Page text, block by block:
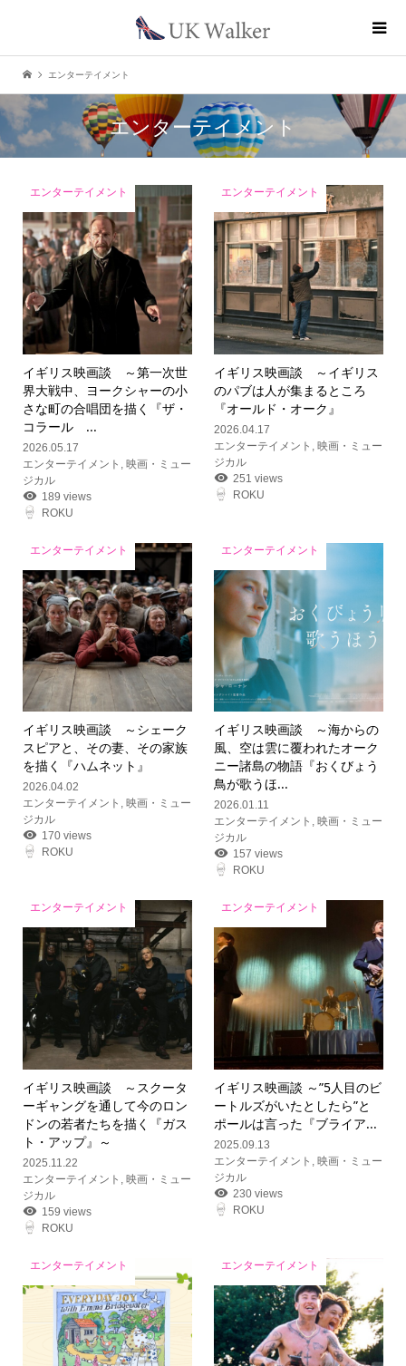
エンターテイメント
エンターテイメント
エンターテイメント
イギリス映画談 ～第一次世
界大戦中、ヨークシャーの小
さな町の合唱団を描く『ザ・
コラール ...
2026.05.17
エンターテイメント
映画・ミュー
ジカル
189 views
ROKU
エンターテイメント
イギリス映画談 ～イギリス
のパブは人が集まるところ
『オールド・オーク』
2026.04.17
エンターテイメント
,映画・ミュー
ジカル
251 views
ROKU
エンターテイメント
イギリス映画談 ～シェーク
スピアと、その妻、その家族
を描く『ハムネット』
2026.04.02
エンターテイメント , 映画・ミュー
ジカル
170 views
ROKU
エンターテイメント
イギリス映画談 ～海からの
風、空は雲に覆われたオーク
ニー諸島の物語『おくびょう
鳥が歌うほ...
2026.01.11
エンターテイメント , 映画・ミュー
ジカル
157 views
ROKU
エンターテイメント
イギリス映画談 ～スクータ
ーギャングを通して今のロン
ドンの若者たちを描く『ガス
ト・アップ』～
2025.11.22
エンターテイメント , 映画・ミュー
ジカル
159 views
ROKU
エンターテイメント
イギリス映画談 ～”5人目のビ
ートルズがいたとしたら”と
ポールは言った『ブライア...
2025.09.13
エンターテイメント , 映画・ミュー
ジカル
230 views
ROKU
エンターテイメント エンターテイメント